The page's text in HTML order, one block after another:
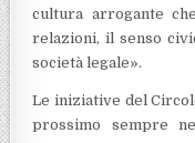
cultura arrogante
relazioni, il senso
società legale».
Le iniziative del
prossimo sempre